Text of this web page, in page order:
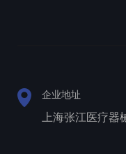
企业地址